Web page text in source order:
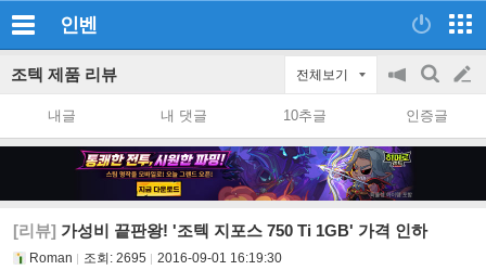
인벤
조텍 제품 리뷰 전체보기
공
on/off
검
색
글
쓰
내글 내 댓글 10추글 인증글
[리뷰] 가성비 끝판왕! '조텍 지포스 750 Ti 1GB' 가격 인하
Roman 조회: 2695 2016-09-01 16:19:30